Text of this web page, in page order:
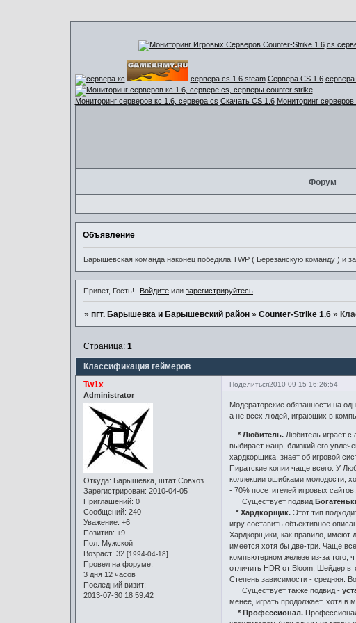
cs
сервера cs 1.6 steam Сервера CS 1.6
Мониторинг серверов кс 1.6, сервера cs Скачать CS 1.6 Мониторинг серверов
Форум
Объявление
Барышевская команда наконец победила TWP ( Березанскую команду ) и
Привет, Гость! Войдите илизарегистрируйтесь
» пгт. Барышевка и Барышевский район » Counter-Strike 1.6 »
Классификация геймеров
Страница: 1
Поделиться2010-09-15 16:26:54
Tw1x
Administrator
Откуда: Барышевка, штат Совхоз.
Зарегистрирован: 2010-04-05
Приглашений: 0
Сообщений: 240
Уважение: +6
Позитив: +9
Пол: Мужской
Возраст: 32 [1994-04-18]
Провел на форуме:
3 дня 12 часов
Последний визит:
2013-07-30 18:59:42
Модераторские обязанности на
а не всех людей, играющих в
* Любитель.Любитель играет с
выбирает жанр, близкий его
хардкорщика, знает об игровой
Пиратские копии чаще всего. У
коллекции ошибками молодости,
- 70% посетителей игровых
Существует подвид
* Хардкорщик.Этот тип
игру составить объективное
Хардкорщики, как правило, имеют
имеется хотя бы две-три. Чаще
компьютерном железе из-за того,
отличить HDR от Bloom, Шейдер
Степень зависимости - средняя.
Существует также подвид -
менее, играть продолжает, хотя в
* Профессионал.Профессионал